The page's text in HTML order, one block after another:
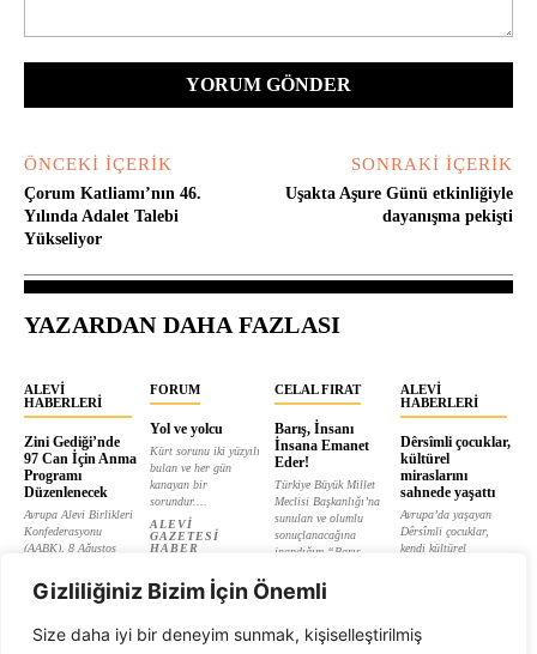
Gizliliğiniz Bizim İçin Önemli
Size daha iyi bir deneyim sunmak, kişiselleştirilmiş
ÖNCEKI İÇERIK
Çorum Katliamı’nın 46.
Yılında Adalet Talebi
Yükseliyor
SONRAKI İÇERIK
Uşakta Aşure Günü etkinliğiyle
dayanışma pekişti
YAZARDAN DAHA FAZLASI
ALEVI
HABERLERI
Zini Gediği’nde
97 Can İçin Anma
Programı
Düzenlenecek
Avrupa Alevi Birlikleri
Konfederasyonu
(AABK), 8 Ağustos
Gediği’nde yaşanan...
ALEVI
FORUM
Yol ve yolcu
Kürt sorunu iki yüzyılı
bulan ve her gün
kanayan bir
sorundur....
ALEVI
GAZETESI
HABER
CELAL FIRAT
Barış, İnsanı
İnsana Emanet
Eder!
Türkiye Büyük Millet
Meclisi Başkanlığı’na
sunulan ve olumlu
sonuçlanacağına
inandığım “Barış...
ALEVI
HABERLERI
Dêrsîmli çocuklar,
kültürel
miraslarını
sahnede yaşattı
Avrupa’da yaşayan
Dêrsîmli çocuklar,
kendi kültürel